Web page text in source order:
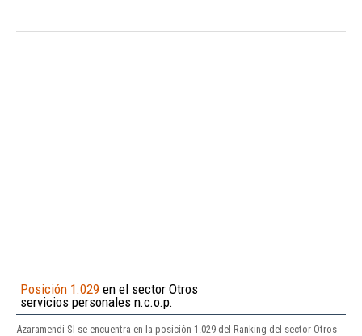
Posición 1.029 en el sector Otros
servicios personales n.c.o.p.
Azaramendi Sl se encuentra en la posición 1.029 del Ranking del sector Otros